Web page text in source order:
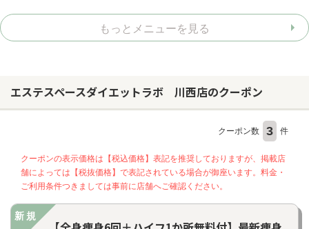
もっとメニューを見る
エステスペースダイエットラボ 川西店のクーポン
クーポン数 3 件
クーポンの表示価格は【税込価格】表記を推奨しておりますが、掲載店
舗によっては【税抜価格】で表記されている場合が御座います。料金・
ご利用条件つきましては事前に店舗へご確認ください。
新規